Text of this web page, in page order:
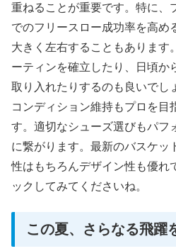
重ねることが重要です。特に、
でのフリースロー成功率を高め
大きく左右することもあります
ーティンを確立したり、日頃か
取り入れたりするのも良いでし
コンディション維持もプロを目
す。適切なシューズ選びもパフ
に繋がります。最新のバスケッ
性はもちろんデザイン性も優れ
ックしてみてくださいね。
この夏、さらなる飛躍